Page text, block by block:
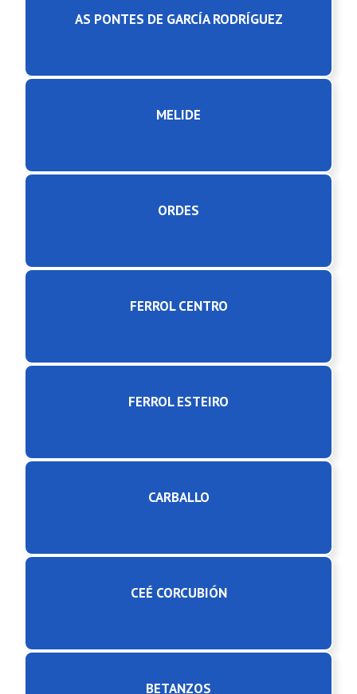
AS PONTES DE GARCÍA RODRÍGUEZ
MELIDE
ORDES
FERROL CENTRO
FERROL ESTEIRO
CARBALLO
CEÉ CORCUBIÓN
BETANZOS